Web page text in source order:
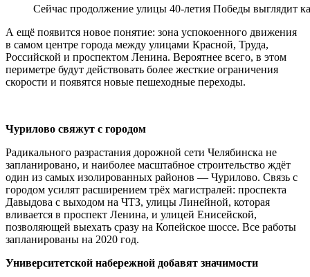
Сейчас продолжение улицы 40-летия Победы выглядит
А ещё появится новое понятие: зона успокоенного движения
в самом центре города между улицами Красной, Труда,
Российской и проспектом Ленина. Вероятнее всего, в этом
периметре будут действовать более жесткие ограничения
скорости и появятся новые пешеходные переходы.
Чурилово свяжут с городом
Радикального разрастания дорожной сети Челябинска не
запланировано, и наиболее масштабное строительство ждёт
один из самых изолированных районов — Чурилово. Связь с
городом усилят расширением трёх магистралей: проспекта
Давыдова с выходом на ЧТЗ, улицы Линейной, которая
вливается в проспект Ленина, и улицей Енисейской,
позволяющей выехать сразу на Копейское шоссе. Все работы
запланированы на 2020 год.
Университетской набережной добавят значимости